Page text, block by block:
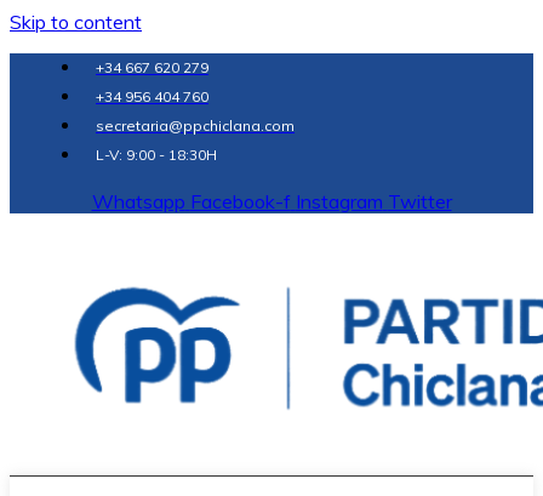
Skip to content
+34 667 620 279
+34 956 404 760
secretaria@ppchiclana.com
L-V: 9:00 - 18:30H
Whatsapp Facebook-f Instagram Twitter